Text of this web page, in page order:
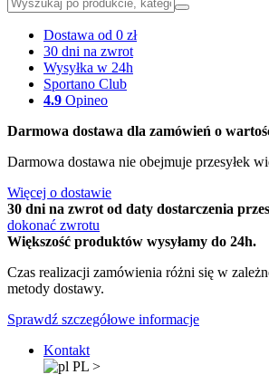
Dostawa od 0 zł
30 dni na zwrot
Wysyłka w 24h
Sportano Club
4.9 Opineo
Darmowa dostawa dla zamówień o
Darmowa dostawa nie obejmuje przesyłek
Więcej o dostawie
30 dni na zwrot od daty dostarczenia
dokonać zwrotu
Większość produktów wysyłamy do 24h.
Czas realizacji zamówienia różni się w
metody dostawy.
Sprawdź szczegółowe informacje
Kontakt
PL >